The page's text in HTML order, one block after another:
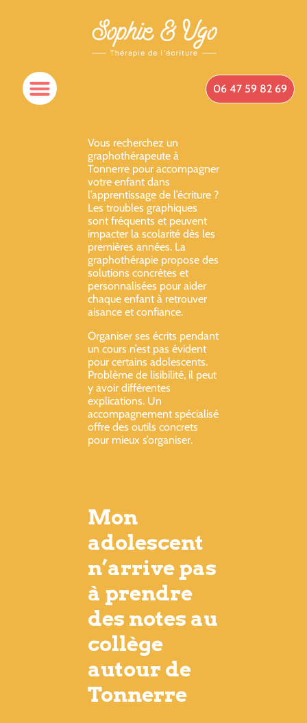
06 47 59 82 69
Vous recherchez un
graphothérapeute à
Tonnerre pour accompagner
votre enfant dans
l’apprentissage de l’écriture ?
Les troubles graphiques
sont fréquents et peuvent
impacter la scolarité dès les
premières années. La
graphothérapie propose des
solutions concrètes et
personnalisées pour aider
chaque enfant à retrouver
aisance et confiance.
Organiser ses écrits pendant
un cours n’est pas évident
pour certains adolescents.
Problème de lisibilité, il peut
y avoir différentes
explications. Un
accompagnement spécialisé
offre des outils concrets
pour mieux s’organiser.
Mon
adolescent
n’arrive pas
à prendre
des notes au
collège
autour de
Tonnerre